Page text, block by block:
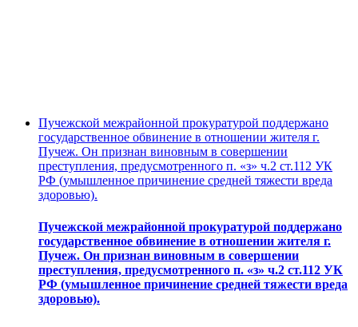
Пучежской межрайонной прокуратурой поддержано
государственное обвинение в отношении жителя г.
Пучеж. Он признан виновным в совершении
преступления, предусмотренного п. «з» ч.2 ст.112 УК
РФ (умышленное причинение средней тяжести вреда
здоровью).
Пучежской межрайонной прокуратурой поддержано
государственное обвинение в отношении жителя г.
Пучеж. Он признан виновным в совершении
преступления, предусмотренного п. «з» ч.2 ст.112 УК
РФ (умышленное причинение средней тяжести вреда
здоровью).